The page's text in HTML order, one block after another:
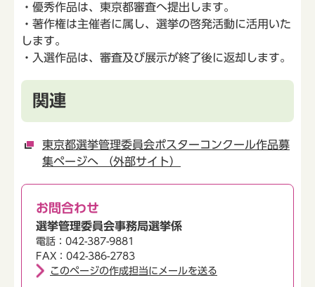
・優秀作品は、東京都審査へ提出します。
・著作権は主催者に属し、選挙の啓発活動に活用いた
します。
・入選作品は、審査及び展示が終了後に返却します。
関連
東京都選挙管理委員会ポスターコンクール作品募
集ページへ （外部サイト）
お問合わせ
選挙管理委員会事務局選挙係
電話：042-387-9881
FAX：042-386-2783
このページの作成担当にメールを送る